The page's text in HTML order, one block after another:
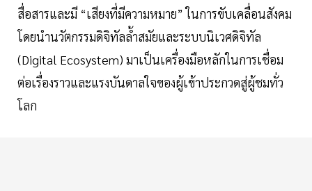
สื่อสารและมี “เสียงที่มีความหมาย” ในการขับเคลื่อนสังคม
โดยนำนวัตกรรมดิจิทัลล้ำสมัยและระบบนิเวศดิจิทัล
(Digital Ecosystem) มาเป็นเครื่องมือหลักในการเชื่อม
ต่อเรื่องราวและแรงบันดาลใจของผู้เข้าประกวดสู่ผู้ชมทั่ว
โลก